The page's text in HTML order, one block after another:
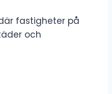
fastigheter på
och